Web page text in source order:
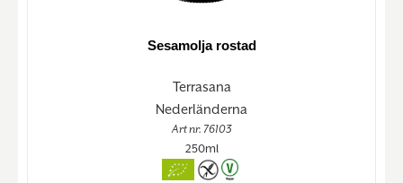
Sesamolja rostad
Terrasana
Nederländerna
Art nr. 76103
250ml